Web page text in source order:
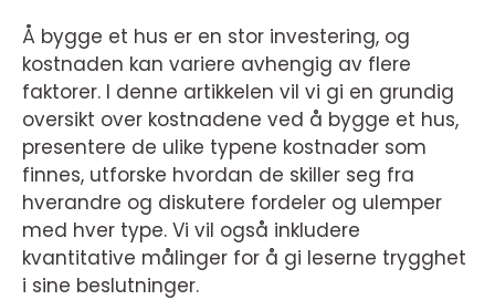
Å bygge et hus er en stor investering, og
kostnaden kan variere avhengig av flere
faktorer. I denne artikkelen vil vi gi en grundig
oversikt over kostnadene ved å bygge et hus,
presentere de ulike typene kostnader som
finnes, utforske hvordan de skiller seg fra
hverandre og diskutere fordeler og ulemper
med hver type. Vi vil også inkludere
kvantitative målinger for å gi leserne trygghet
i sine beslutninger.